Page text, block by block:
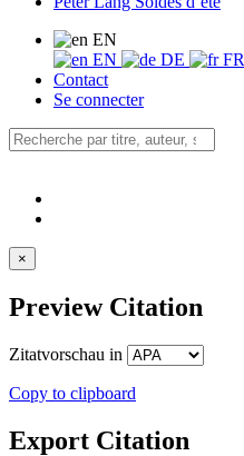
EN
EN
DE
FR
Contact
Se connecter
×
Preview Citation
Zitatvorschau in
Copy to clipboard
Export Citation